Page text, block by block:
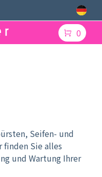
0
Seifen- und
Sie alles
und Wartung Ihrer